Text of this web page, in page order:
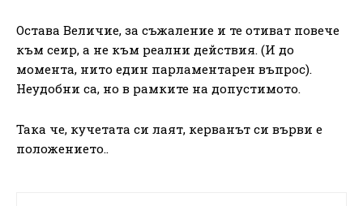
Остава Величие, за съжаление и те отиват повече
към сеир, а не към реални действия. (И до
момента, нито един парламентарен въпрос).
Неудобни са, но в рамките на допустимото.
Така че, кучетата си лаят, керванът си върви е
положението..